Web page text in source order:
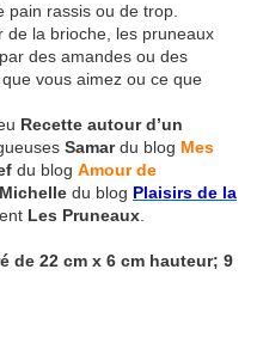
pain rassis ou de trop.
de la brioche, les pruneaux
des amandes ou des
vous aimez ou ce que
Recette autour d’un
Samardu blog Mes
du blog Amour de
Michelle du blog Plaisirs de la
Les Pruneaux
de 22 cm x 6 cm hauteur; 9